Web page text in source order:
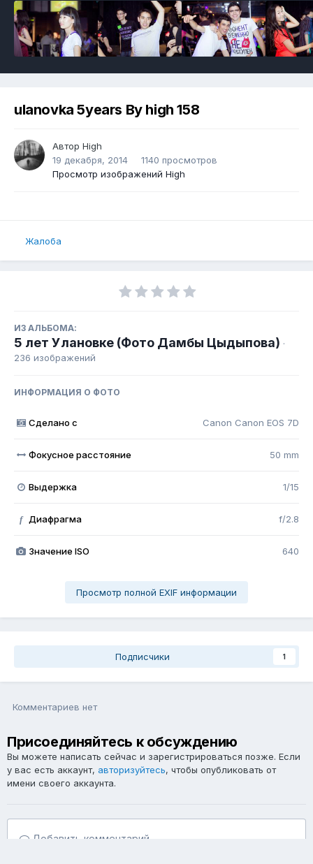
ulanovka 5years By high 158
Автор High
19 декабря, 2014
1140 просмотров
Просмотр изображений High
Жалоба
ИЗ АЛЬБОМА:
5 лет Улановке (Фото Дамбы Цыдыпова) ·
236 изображений
ИНФОРМАЦИЯ О ФОТО
Сделано с Canon Canon EOS 7D
Фокусное расстояние 50 mm
Выдержка 1/15
f Диафрагма f/2.8
Значение ISO 640
Просмотр полной EXIF информации
Подписчики 1
Комментариев нет
Присоединяйтесь к обсуждению
Вы можете написать сейчас и зарегистрироваться позже. Если
у вас есть аккаунт, авторизуйтесь, чтобы опубликовать от
имени своего аккаунта.
Добавить комментарий...